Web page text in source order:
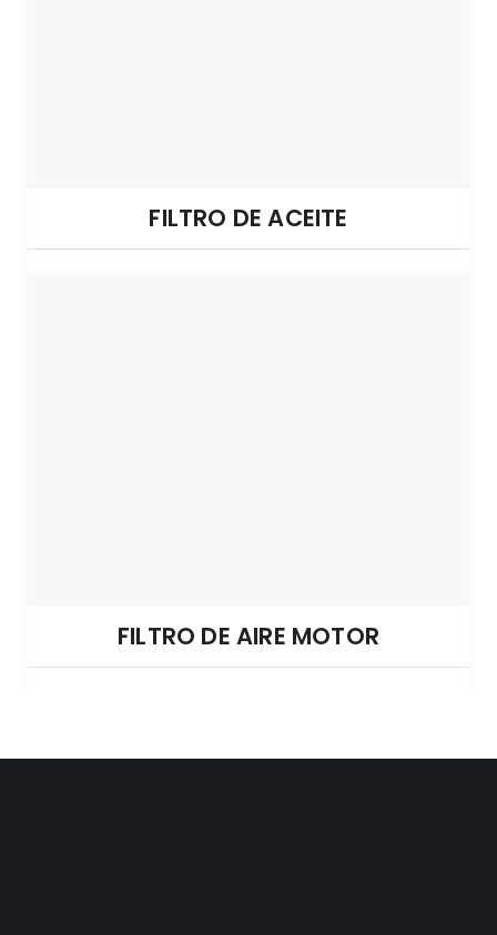
FILTRO DE ACEITE
FILTRO DE AIRE MOTOR